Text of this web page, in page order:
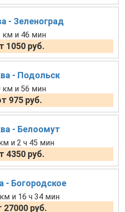
- Зеленоград
км и 46 мин
1050 руб.
- Подольск
км и 56 мин
975 руб.
- Белоомут
и 2 ч 45 мин
4350 руб.
- Богородское
и 16 ч 34 мин
27000 руб.